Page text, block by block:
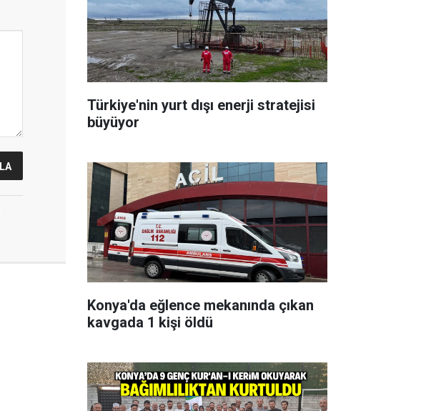
Türkiye'nin yurt dışı enerji stratejisi
büyüyor
Konya'da eğlence mekanında çıkan
kavgada 1 kişi öldü